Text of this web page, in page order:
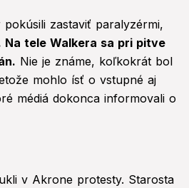
zastaviť paralyzérmi,
Na tele Walkera sa pri pitve
Nie je známe, koľkokrát bol
mohlo ísť o vstupné aj
médiá dokonca informovali o
v Akrone protesty. Starosta